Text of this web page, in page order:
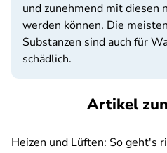
und zunehmend mit diesen
werden können. Die
Substanzen sind auch für
schädlich.
Artikel
Heizen und Lüften: So geht's